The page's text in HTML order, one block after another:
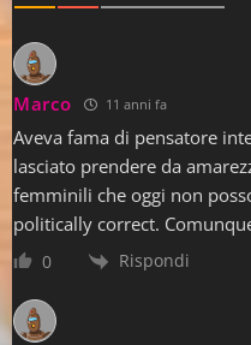
Marco 11 anni fa
Aveva fama di pensatore
lasciato prendere da
femminili che oggi non
politically correct.
0 Rispondi